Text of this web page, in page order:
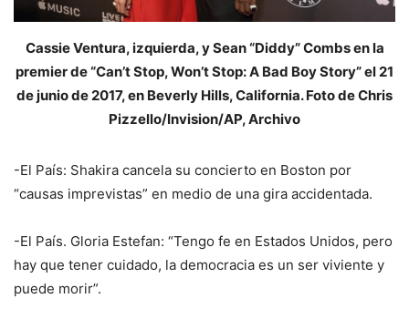
Cassie Ventura, izquierda, y Sean “Diddy” Combs en la
premier de “Can’t Stop, Won’t Stop: A Bad Boy Story” el 21
de junio de 2017, en Beverly Hills, California. Foto de Chris
Pizzello/Invision/AP, Archivo
-El País: Shakira cancela su concierto en Boston por
“causas imprevistas” en medio de una gira accidentada.
-El País. Gloria Estefan: “Tengo fe en Estados Unidos, pero
hay que tener cuidado, la democracia es un ser viviente y
puede morir”.